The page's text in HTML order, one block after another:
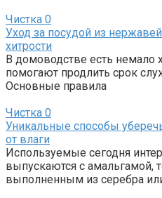
Чистка 0
Уход за посудой из
хитрости
В домоводстве есть немало
помогают продлить срок
Основные правила
Чистка 0
Уникальные способы
от влаги
Используемые сегодня
выпускаются с амальгамой,
выполненным из серебра